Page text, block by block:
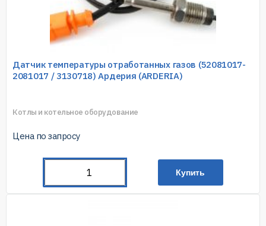
Датчик температуры отработанных газов (52081017-
2081017 / 3130718) Ардерия (ARDERIA)
Котлы и котельное оборудование
Цена по запросу
Купить